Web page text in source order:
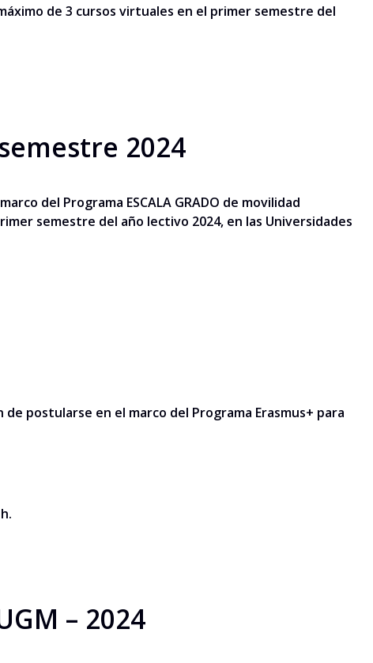
de 3 cursos virtuales en el primer semestre del
2024
del Programa ESCALA GRADO de movilidad
semestre del año lectivo 2024, en las Universidades
postularse en el marco del Programa Erasmus+ para
– 2024